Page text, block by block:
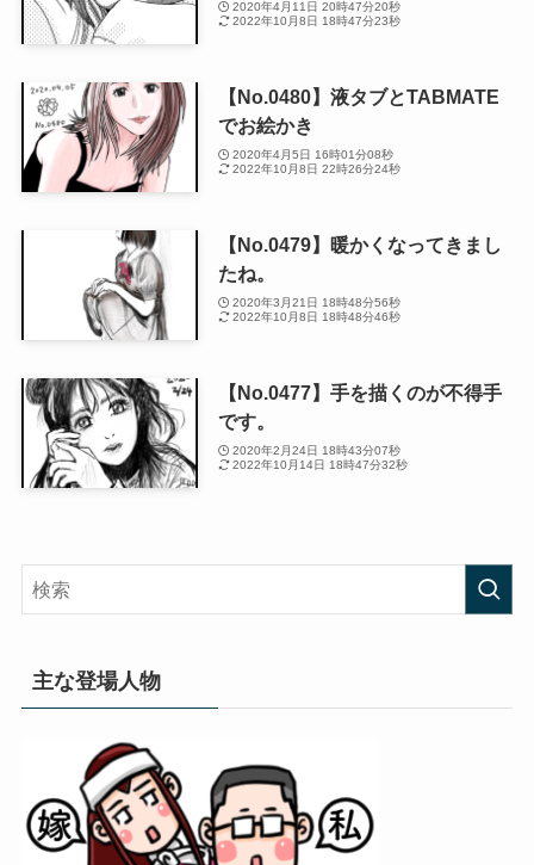
2020年4月11日 20時47分20秒
2022年10月8日 18時47分23秒
【No.0480】液タブとTABMATE
でお絵かき
2020年4月5日 16時01分08秒
2022年10月8日 22時26分24秒
【No.0479】暖かくなってきまし
たね。
2020年3月21日 18時48分56秒
2022年10月8日 18時48分46秒
【No.0477】手を描くのが不得手
です。
2020年2月24日 18時43分07秒
2022年10月14日 18時47分32秒
主な登場人物